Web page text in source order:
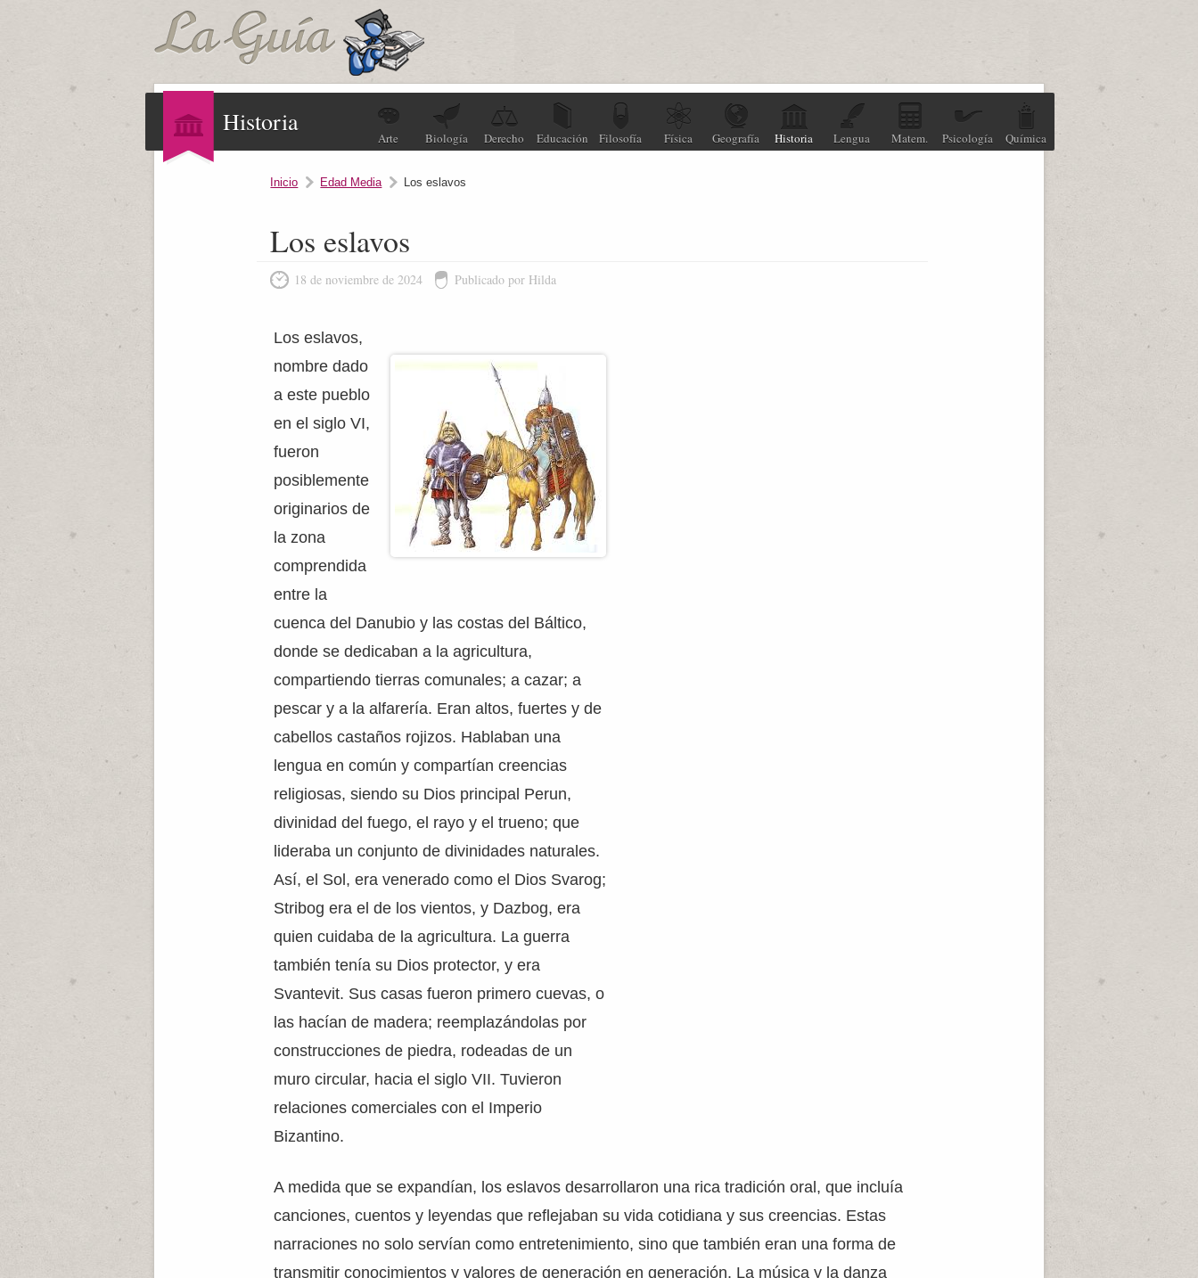
Historia
Arte Biología Derecho Educación Filosofía Física Geografía Historia Lengua Matem. Psicología Química
Inicio Edad Media Los eslavos
Los eslavos
18 de noviembre de 2024 Publicado por Hilda
Los eslavos,
nombre dado
a este pueblo
en el siglo VI,
fueron
posiblemente
originarios de
la zona
comprendida
entre la
cuenca del Danubio y las costas del Báltico,
donde se dedicaban a la agricultura,
compartiendo tierras comunales; a cazar; a
pescar y a la alfarería. Eran altos, fuertes y de
cabellos castaños rojizos. Hablaban una
lengua en común y compartían creencias
religiosas, siendo su Dios principal Perun,
divinidad del fuego, el rayo y el trueno; que
lideraba un conjunto de divinidades naturales.
Así, el Sol, era venerado como el Dios Svarog;
Stribog era el de los vientos, y Dazbog, era
quien cuidaba de la agricultura. La guerra
también tenía su Dios protector, y era
Svantevit. Sus casas fueron primero cuevas, o
las hacían de madera; reemplazándolas por
construcciones de piedra, rodeadas de un
muro circular, hacia el siglo VII. Tuvieron
relaciones comerciales con el Imperio
Bizantino.
A medida que se expandían, los eslavos desarrollaron una rica tradición oral, que incluía
canciones, cuentos y leyendas que reflejaban su vida cotidiana y sus creencias. Estas
narraciones no solo servían como entretenimiento, sino que también eran una forma de
transmitir conocimientos y valores de generación en generación. La música y la danza